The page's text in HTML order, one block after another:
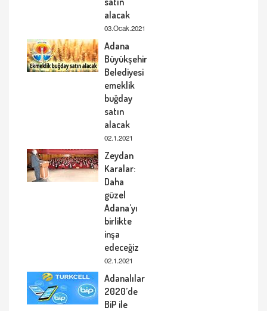
alacak
03.Ocak.2021
Adana
Büyükşehir
Belediyesi
emeklik
buğday
satın
alacak
02.1.2021
Zeydan
Karalar:
Daha
güzel
Adana’yı
birlikte
inşa
edeceğiz
02.1.2021
Adanalılar
2020’de
BiP ile